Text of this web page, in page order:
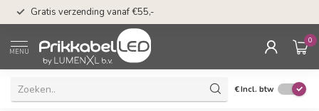
Gratis verzending vanaf €55,-
MENU
0
€Incl. btw